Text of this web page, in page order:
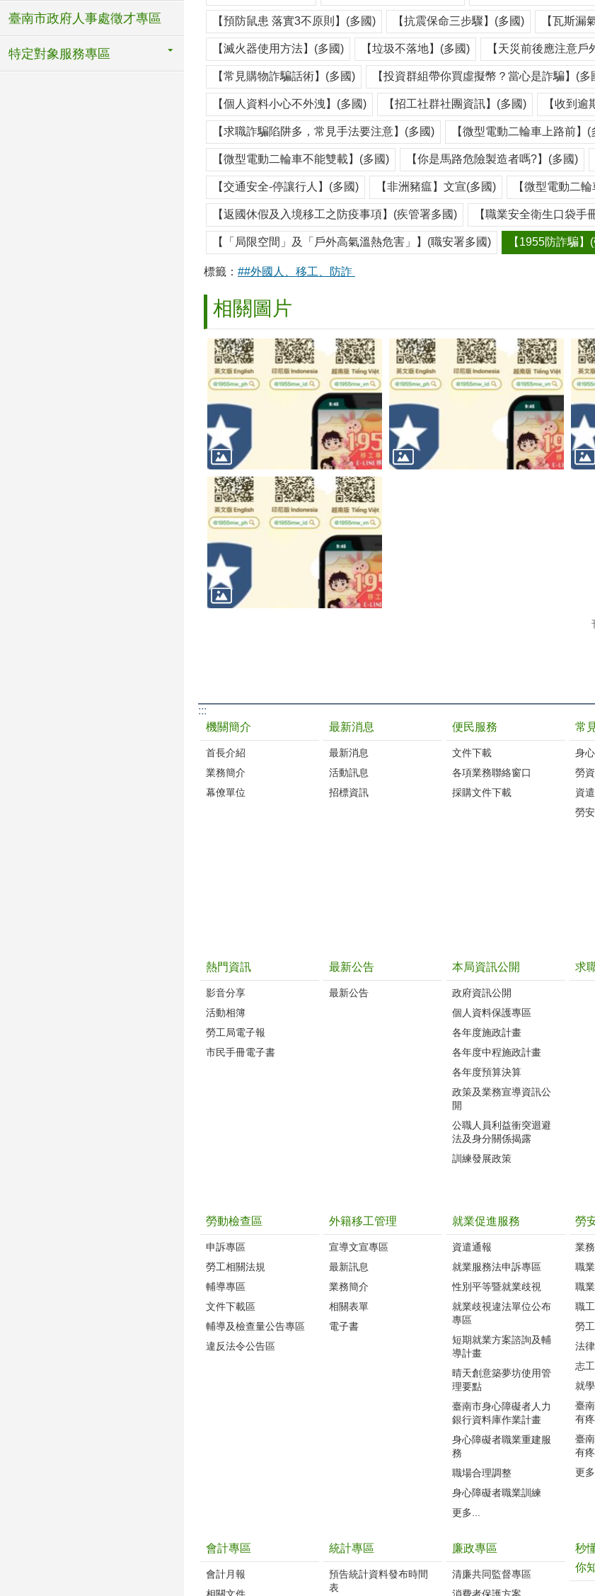
臺南市政府人事處徵才專區
特定對象服務專區
【預防鼠患 落實3不原則】(多國) 【抗震保命三步驟】(多國) 【瓦斯漏
【滅火器使用方法】(多國) 【垃圾不落地】(多國) 【天災前後應注意
【常見購物詐騙話術】(多國) 【投資群組帶你買虛擬幣？當心是詐騙】(多
【個人資料小心不外洩】(多國) 【招工社群社團資訊】(多國) 【收到
【求職詐騙陷阱多，常見手法要注意】(多國) 【微型電動二輪車上路前】(
【微型電動二輪車不能雙載】(多國) 【你是馬路危險製造者嗎?】(多國)
【交通安全-停讓行人】(多國) 【非洲豬瘟】文宣(多國) 【微型電動二
【返國休假及入境移工之防疫事項】(疾管署多國) 【職業安全衛生口袋手
【「局限空間」及「戶外高氣溫熱危害」】(職安署多國) 【1955防詐騙
標籤： ##外國人、移工、防詐
相關圖片
:::
機關簡介
首長介紹
業務簡介
幕僚單位
最新消息
最新消息
活動訊息
招標資訊
便民服務
文件下載
各項業務聯絡窗口
採購文件下載
常
身
勞
資
勞
熱門資訊
影音分享
活動相簿
勞工局電子報
市民手冊電子書
最新公告
最新公告
本局資訊公開
政府資訊公開
個人資料保護專區
各年度施政計畫
各年度中程施政計畫
各年度預算決算
政策及業務宣導資訊公
開
公職人員利益衝突迴避
法及身分關係揭露
訓練發展政策
求
勞動檢查區
申訴專區
勞工相關法規
輔導專區
文件下載區
輔導及檢查量公告專區
違反法令公告區
外籍移工管理
宣導文宣專區
最新訊息
業務簡介
相關表單
電子書
就業促進服務
資遣通報
就業服務法申訴專區
性別平等暨就業歧視
就業歧視違法單位公布
專區
短期就業方案諮詢及輔
導計畫
晴天創意築夢坊使用管
理要點
臺南市身心障礙者人力
銀行資料庫作業計畫
身心障礙者職業重建服
務
職場合理調整
身心障礙者職業訓練
更多...
勞
業
職
職
職
勞
法
志
就
臺
有
臺
有
更
會計專區
會計月報
統計專區
預告統計資料發布時間
表
廉政專區
清廉共同監督專區
秒
你